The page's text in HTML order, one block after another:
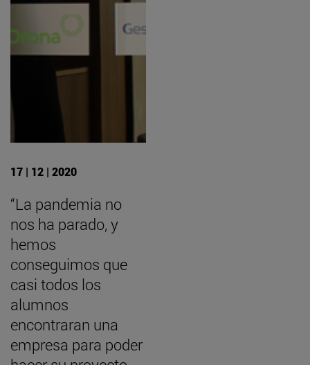
17 | 12 | 2020
“La pandemia no
nos ha parado, y
hemos
conseguimos que
casi todos los
alumnos
encontraran una
empresa para poder